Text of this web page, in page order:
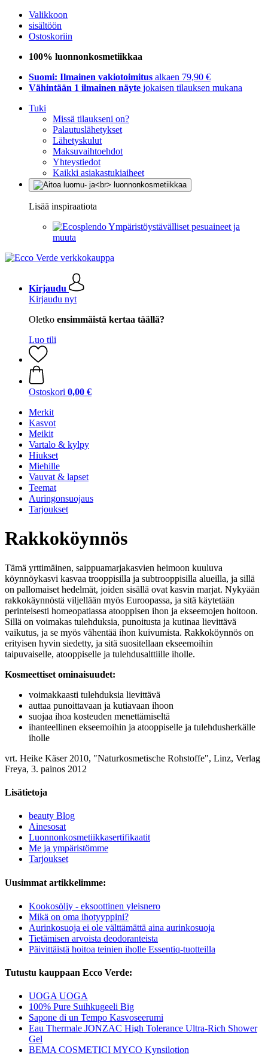
Valikkoon
sisältöön
Ostoskoriin
100% luonnonkosmetiikkaa
Suomi: Ilmainen vakiotoimitus alkaen 79,90 €
Vähintään 1 ilmainen näyte jokaisen tilauksen mukana
Tuki
Missä tilaukseni on?
Palautuslähetykset
Lähetyskulut
Maksuvaihtoehdot
Yhteystiedot
Kaikki asiakastukiaiheet
Lisää inspiraatiota
Ympäristöystävälliset pesuaineet ja
muuta
Kirjaudu
Kirjaudu nyt
Oletko ensimmäistä kertaa täällä?
Luo tili
Ostoskori 0,00 €
Merkit
Kasvot
Meikit
Vartalo & kylpy
Hiukset
Miehille
Vauvat & lapset
Teemat
Auringonsuojaus
Tarjoukset
Rakkoköynnös
Tämä yrttimäinen, saippuamarjakasvien heimoon kuuluva
köynnöykasvi kasvaa trooppisilla ja subtrooppisilla alueilla, ja sillä
on pallomaiset hedelmät, joiden sisällä ovat kasvin marjat. Nykyään
rakkokäynnöstä viljellään myös Euroopassa, ja sitä käytetään
perinteisesti homeopatiassa atooppisen ihon ja ekseemojen hoitoon.
Sillä on voimakas tulehduksia, punoitusta ja kutinaa lievittävä
vaikutus, ja se myös vähentää ihon kuivumista. Rakkoköynnös on
erityisen hyvin siedetty, ja sitä suositellaan ekseemoihin
taipuvaiselle, atooppiselle ja tulehdusalttiille iholle.
Kosmeettiset ominaisuudet:
voimakkaasti tulehduksia lievittävä
auttaa punoittavaan ja kutiavaan ihoon
suojaa ihoa kosteuden menettämiseltä
ihanteellinen ekseemoihin ja atooppiselle ja tulehdusherkälle
iholle
vrt. Heike Käser 2010, "Naturkosmetische Rohstoffe", Linz, Verlag
Freya, 3. painos 2012
Lisätietoja
beauty Blog
Ainesosat
Luonnonkosmetiikkasertifikaatit
Me ja ympäristömme
Tarjoukset
Uusimmat artikkelimme:
Kookosöljy - eksoottinen yleisnero
Mikä on oma ihotyyppini?
Aurinkosuoja ei ole välttämättä aina aurinkosuoja
Tietämisen arvoista deodoranteista
Päivittäistä hoitoa teinien iholle Essentiq-tuotteilla
Tutustu kauppaan Ecco Verde:
UOGA UOGA
100% Pure Suihkugeeli Big
Sapone di un Tempo Kasvoseerumi
Eau Thermale JONZAC High Tolerance Ultra-Rich Shower
Gel
BEMA COSMETICI MYCO Kynsilotion